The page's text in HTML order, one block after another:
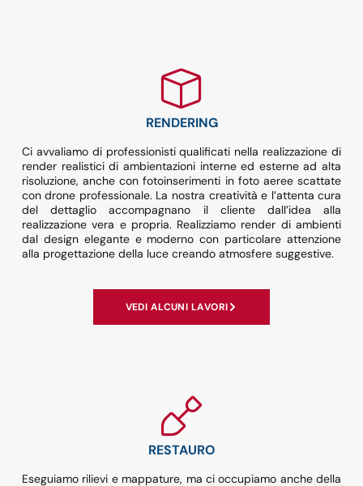
RENDERING
Ci avvaliamo di professionisti qualificati nella realizzazione di
render realistici di ambientazioni interne ed esterne ad alta
risoluzione, anche con fotoinserimenti in foto aeree scattate
con drone professionale. La nostra creatività e l’attenta cura
del dettaglio accompagnano il cliente dall’idea alla
realizzazione vera e propria. Realizziamo render di ambienti
dal design elegante e moderno con particolare attenzione
alla progettazione della luce creando atmosfere suggestive.
VEDI ALCUNI LAVORI
RESTAURO
Eseguiamo rilievi e mappature, ma ci occupiamo anche della